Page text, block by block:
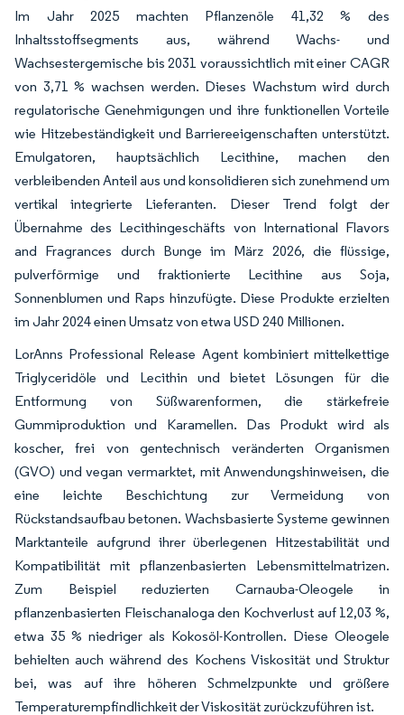
Im Jahr 2025 machten Pflanzenöle 41,32 % des
Inhaltsstoffsegments aus, während Wachs- und
Wachsestergemische bis 2031 voraussichtlich mit einer CAGR
von 3,71 % wachsen werden. Dieses Wachstum wird durch
regulatorische Genehmigungen und ihre funktionellen Vorteile
wie Hitzebeständigkeit und Barriereeigenschaften unterstützt.
Emulgatoren, hauptsächlich Lecithine, machen den
verbleibenden Anteil aus und konsolidieren sich zunehmend um
vertikal integrierte Lieferanten. Dieser Trend folgt der
Übernahme des Lecithingeschäfts von International Flavors
and Fragrances durch Bunge im März 2026, die flüssige,
pulverförmige und fraktionierte Lecithine aus Soja,
Sonnenblumen und Raps hinzufügte. Diese Produkte erzielten
im Jahr 2024 einen Umsatz von etwa USD 240 Millionen.
LorAnns Professional Release Agent kombiniert mittelkettige
Triglyceridöle und Lecithin und bietet Lösungen für die
Entformung von Süßwarenformen, die stärkefreie
Gummiproduktion und Karamellen. Das Produkt wird als
koscher, frei von gentechnisch veränderten Organismen
(GVO) und vegan vermarktet, mit Anwendungshinweisen, die
eine leichte Beschichtung zur Vermeidung von
Rückstandsaufbau betonen. Wachsbasierte Systeme gewinnen
Marktanteile aufgrund ihrer überlegenen Hitzestabilität und
Kompatibilität mit pflanzenbasierten Lebensmittelmatrizen.
Zum Beispiel reduzierten Carnauba-Oleogele in
pflanzenbasierten Fleischanaloga den Kochverlust auf 12,03 %,
etwa 35 % niedriger als Kokosöl-Kontrollen. Diese Oleogele
behielten auch während des Kochens Viskosität und Struktur
bei, was auf ihre höheren Schmelzpunkte und größere
Temperaturempfindlichkeit der Viskosität zurückzuführen ist.